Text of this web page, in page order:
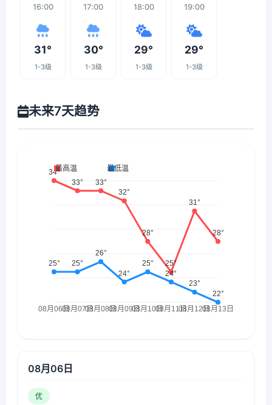
16:00
31°
1-3级
17:00
30°
1-3级
18:00
29°
1-3级
19:00
29°
1-3级
未来7天趋势
08月06日
优